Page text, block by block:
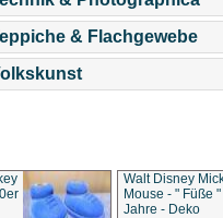
& Flachgewebe
Walt Disney
Mouse - " Füße
Jahre - Deko